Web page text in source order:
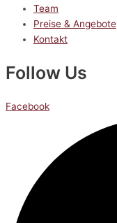
Team
Preise & Angebote
Kontakt
Follow Us
Facebook